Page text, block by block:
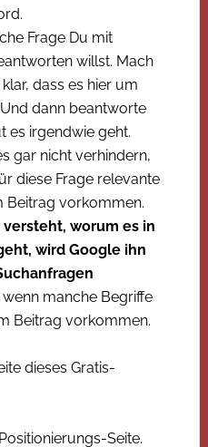
Frage Du mit
willst. Mach
dass es hier um
dann beantworte
es irgendwie geht.
gar nicht verhindern,
diese Frage relevante
Beitrag vorkommen.
worum es in
wird Google ihn
manche Begriffe
Beitrag vorkommen.
dieses Gratis-
Seite.